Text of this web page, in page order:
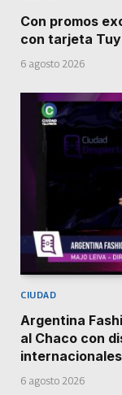
Con promos
con tarjeta
6 agosto 2026
CIUDAD
Argentina
al Chaco con
internacionales
6 agosto 2026